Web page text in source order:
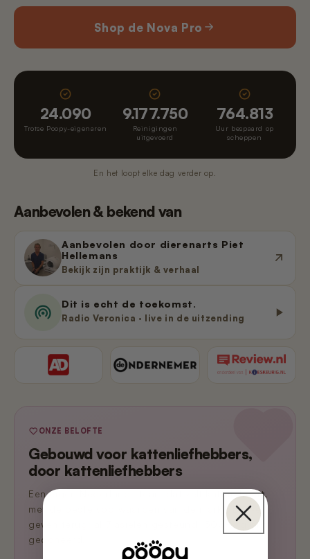
Shop de Nova Pro
24.090
Trotse Poopy-eigenaren
9.177.750
Reinigingen
uitgevoerd
764.813
Uur bespaard op
scheppen
En het loopt elke dag verder op.
Aanbevolen & bekend van
Aanbevolen door dierenarts Piet
Hellemans
Bekijk zijn praktijk & verhaal
Dit is echt de toekomst.
Radio Veronica · live in de uitzending
ONZE BELOFTE
Gebouwd voor kattenliefhebbers,
door kattenliefhebbers
Een eigen Nederlands team dat zelf katten heeft,
met de beste voorwaarden van de markt. En we
geven terug: al 7 asielen gesteund, 500+ kg grit
gedoneerd.